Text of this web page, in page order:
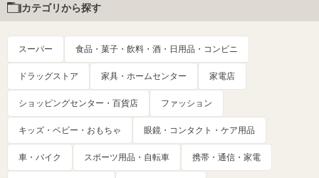
カテゴリから探す
スーパー 食品・菓子・飲料・酒・日用品・コンビニ
ドラッグストア 家具・ホームセンター 家電店
ショッピングセンター・百貨店 ファッション
キッズ・ベビー・おもちゃ 眼鏡・コンタクト・ケア用品
車・バイク スポーツ用品・自転車 携帯・通信・家電